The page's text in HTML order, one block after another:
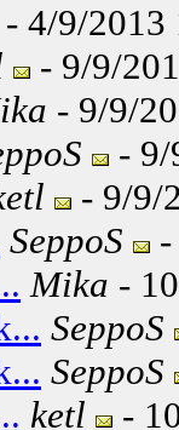
- 4/9/2013
- 9/9/
- 9/9/
-
- 9/9/
SeppoS
Mika -
SeppoS
SeppoS
ketl
-